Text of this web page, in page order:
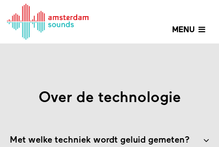
MENU
Over de technologie
Met welke techniek wordt geluid gemeten?